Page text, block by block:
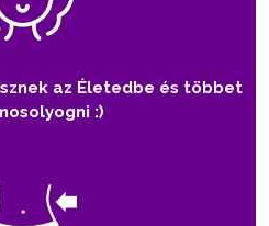
az Életedbe és többet
:)